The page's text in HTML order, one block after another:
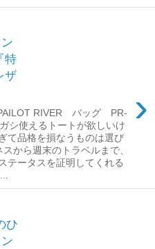
特
ザ
›
RIVER バッグ PR-
シ使えるトートが欲しいけ
て品格を損なうものは選び
から週末のトラベルまで、
テータスを証明してくれる
ひ